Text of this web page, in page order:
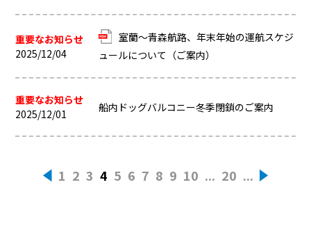
重要なお知らせ
2025/12/04
室蘭～青森航路、年末年始の運航スケジ
ュールについて（ご案内）
重要なお知らせ
2025/12/01
船内ドッグバルコニー冬季閉鎖のご案内
« 1 2 3 4 5 6 7 8 9 10 ... 20 ... »